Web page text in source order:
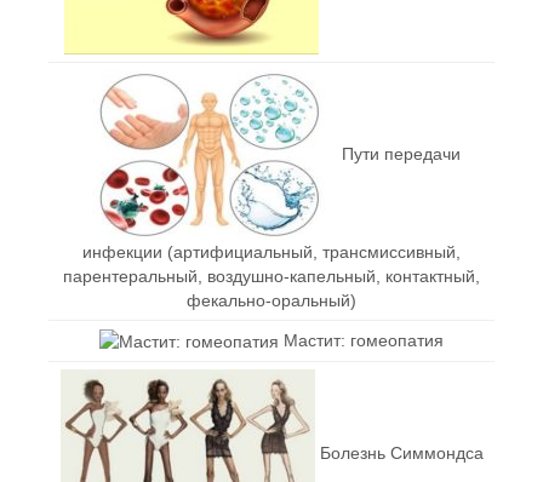
Пути передачи
инфекции (артифициальный, трансмиссивный,
парентеральный, воздушно-капельный, контактный,
фекально-оральный)
Мастит: гомеопатия
Болезнь Симмондса